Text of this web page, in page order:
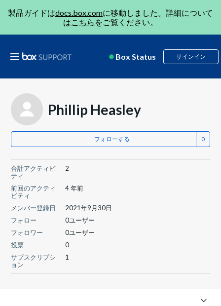
製品ガイドはdocs.box.comに移動しました。詳細について
はこちら をご覧ください。
Box Status サインイン
Phillip Heasley
フォローする
合計アクティビ
ティ
2
前回のアクティ
ビティ
4 年前
メンバー登録日
2021年9月30日
フォロー
0ユーザー
フォロワー
0ユーザー
投票
0
サブスクリプシ
ョン
1